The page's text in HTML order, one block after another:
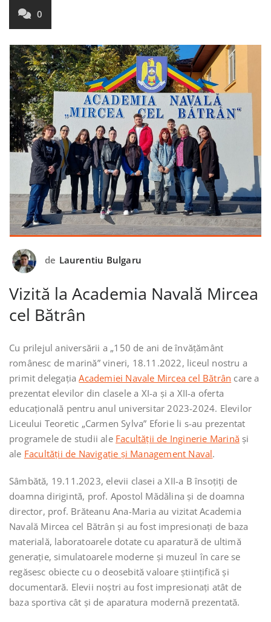
0
de Laurentiu Bulgaru
Vizită la Academia Navală Mircea
cel Bătrân
Cu prilejul aniversării a „150 de ani de învățământ
românesc de marină” vineri, 18.11.2022, liceul nostru a
primit delegațiaAcademiei Navale Mircea cel Bătrân care a
prezentat elevilor din clasele a XI-a și a XII-a oferta
educațională pentru anul universitar 2023-2024. Elevilor
Liceului Teoretic „Carmen Sylva” Eforie li s-au prezentat
programele de studii ale Facultății de Inginerie Marină și
ale Facultății de Navigație și Management Naval.
Sâmbătă, 19.11.2023, elevii clasei a XII-a B însoțiți de
doamna dirigintă, prof. Apostol Mădălina și de doamna
director, prof. Brăteanu Ana-Maria au vizitat Academia
Navală Mircea cel Bătrân și au fost impresionați de baza
materială, laboratoarele dotate cu aparatură de ultimă
generație, simulatoarele moderne și muzeul în care se
regăsesc obiecte cu o deosebită valoare științifică și
documentară. Elevii noștri au fost impresionați atât de
baza sportiva cât și de aparatura modernă prezentată.